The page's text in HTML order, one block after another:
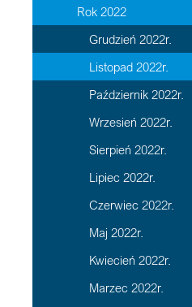
Rok 2022
Grudzień 2022r.
Listopad 2022r.
Październik 2022r.
Wrzesień 2022r.
Sierpień 2022r.
Lipiec 2022r.
Czerwiec 2022r.
Maj 2022r.
Kwiecień 2022r.
Marzec 2022r.